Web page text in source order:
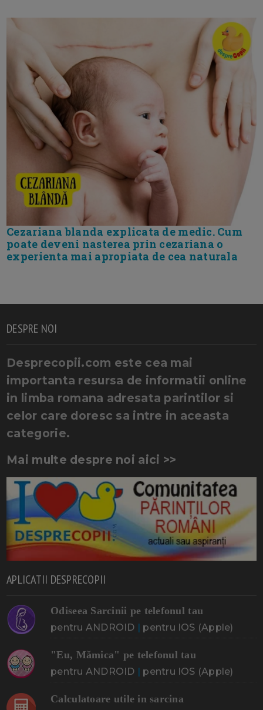
Cezariana blanda explicata de medic. Cum
poate deveni nasterea prin cezariana o
experienta mai apropiata de cea naturala
DESPRE NOI
Desprecopii.com este cea mai
importanta resursa de informatii online
in limba romana adresata parintilor si
celor care doresc sa intre in aceasta
categorie.
Mai multe despre noi aici >>
APLICATII DESPRECOPII
Odiseea Sarcinii pe telefonul tau
pentru ANDROID | pentru IOS (Apple)
"Eu, Mămica" pe telefonul tau
pentru ANDROID | pentru IOS (Apple)
Calculatoare utile in sarcina